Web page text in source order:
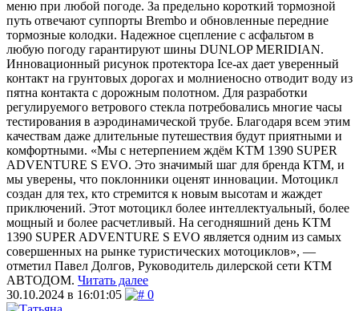
меню при любой погоде. За предельно короткий тормозной
путь отвечают суппорты Brembo и обновленные передние
тормозные колодки. Надежное сцепление с асфальтом в
любую погоду гарантируют шины DUNLOP MERIDIAN.
Инновационный рисунок протектора Ice-ax дает уверенный
контакт на грунтовых дорогах и молниеносно отводит воду из
пятна контакта с дорожным полотном. Для разработки
регулируемого ветрового стекла потребовались многие часы
тестирования в аэродинамической трубе. Благодаря всем этим
качествам даже длительные путешествия будут приятными и
комфортными. «Мы с нетерпением ждём KTM 1390 SUPER
ADVENTURE S EVO. Это значимый шаг для бренда КТМ, и
мы уверены, что поклонники оценят инновации. Мотоцикл
создан для тех, кто стремится к новым высотам и жаждет
приключений. Этот мотоцикл более интеллектуальный, более
мощный и более расчетливый. На сегодняшний день KTM
1390 SUPER ADVENTURE S EVO является одним из самых
совершенных на рынке туристических мотоциклов», —
отметил Павел Долгов, Руководитель дилерской сети КТМ
АВТОДОМ. Читать далее
30.10.2024 в 16:01:05
0